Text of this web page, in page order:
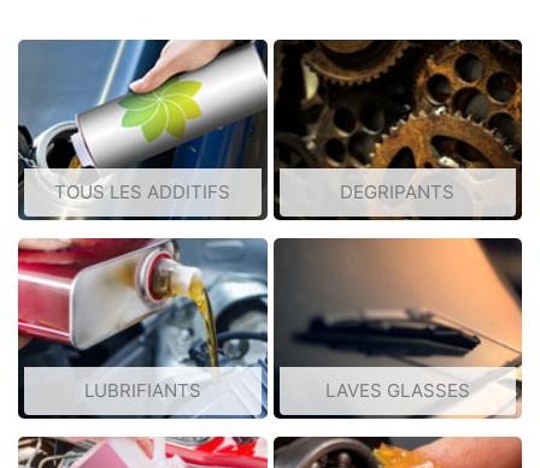
TOUS LES ADDITIFS DEGRIPANTS
LUBRIFIANTS LAVES GLASSES